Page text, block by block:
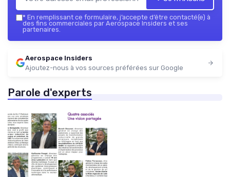
* En remplissant ce formulaire, j’accepte d’être contacté(e) à
des fins commerciales par Aerospace Insiders et ses
partenaires.
Aerospace Insiders
Ajoutez-nous à vos sources préférées sur Google
Parole d'experts